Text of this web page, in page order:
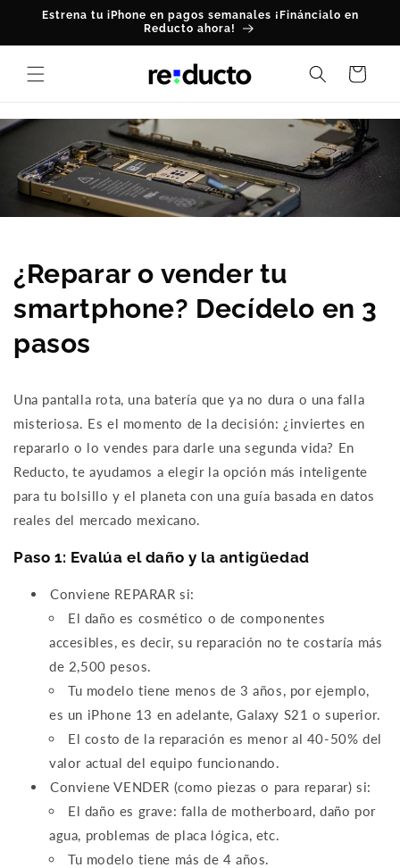
directamente
Estrena tu iPhone en pagos semanales ¡Fináncialo en
Reducto ahora!
Carrito
¿Reparar o vender tu
smartphone? Decídelo en 3
pasos
Una pantalla rota, una batería que ya no dura o una falla
misteriosa. Es el momento de la decisión: ¿inviertes en
repararlo o lo vendes para darle una segunda vida? En
Reducto, te ayudamos a elegir la opción más inteligente
para tu bolsillo y el planeta con una guía basada en datos
reales del mercado mexicano.
Paso 1: Evalúa el daño y la antigüedad
Conviene REPARAR si:
El daño es cosmético o de componentes
accesibles, es decir, su reparación no te costaría más
de 2,500 pesos.
Tu modelo tiene menos de 3 años, por ejemplo,
es un iPhone 13 en adelante, Galaxy S21 o superior.
El costo de la reparación es menor al 40-50% del
valor actual del equipo funcionando.
Conviene VENDER (como piezas o para reparar) si:
El daño es grave: falla de motherboard, daño por
agua, problemas de placa lógica, etc.
Tu modelo tiene más de 4 años.